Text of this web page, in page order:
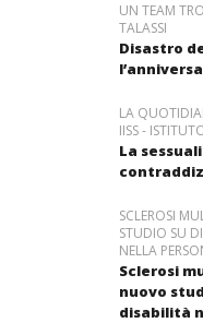
UN TEAM
TALASSI
Disastro
LA
IISS -
La
SCLEROSI
STUDIO SU
NELLA
Sclerosi
nuovo
disabilità